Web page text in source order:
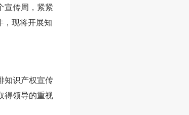
宣传周，紧紧
，现将开展知
知识产权宣传
得领导的重视